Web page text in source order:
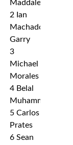
Maddalena
2 Ian
Machado
Garry
3
Michael
Morales
4 Belal
Muhammad
5 Carlos
Prates
6 Sean